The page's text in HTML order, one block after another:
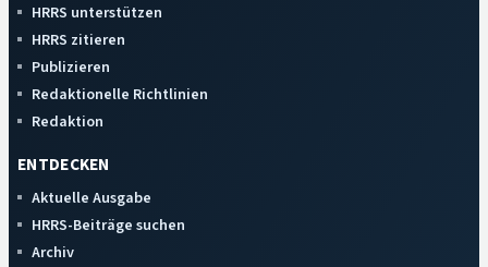
HRRS unterstützen
HRRS zitieren
Publizieren
Redaktionelle Richtlinien
Redaktion
ENTDECKEN
Aktuelle Ausgabe
HRRS-Beiträge suchen
Archiv